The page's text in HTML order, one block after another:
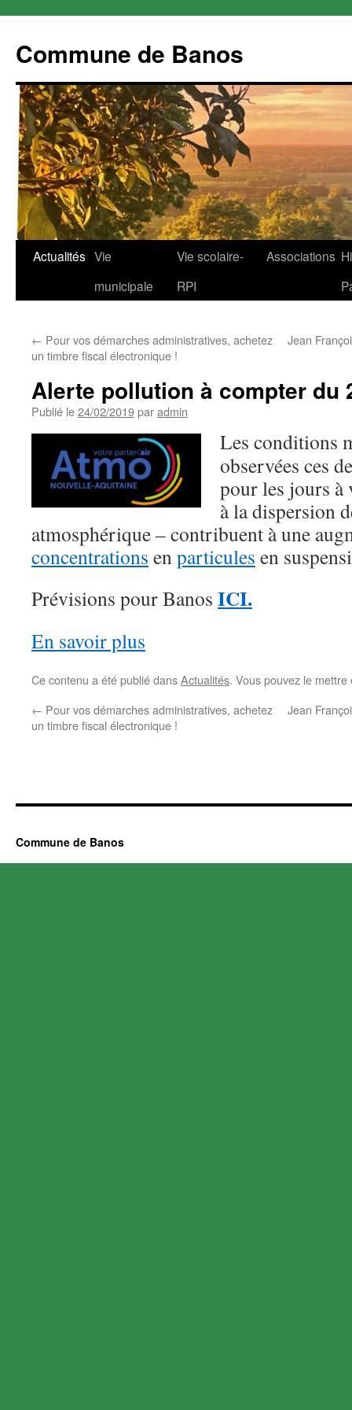
Commune de Banos
Aller
Actualités Vie
municipale
Vie scolaire-
RPI
Associations
← Pour vos démarches administratives, achetez
un timbre fiscal électronique !
Jean
Alerte pollution à compter du
Publié le24/02/2019paradmin
Les conditions
observées ces
pour les jours à
à la dispersion
atmosphérique – contribuent à une
concentrations enparticules en
Prévisions pour Banos ICI.
En savoir plus
Ce contenu a été publié dansActualités. Vous pouvez le
← Pour vos démarches administratives, achetez
un timbre fiscal électronique !
Jean
Commune de Banos